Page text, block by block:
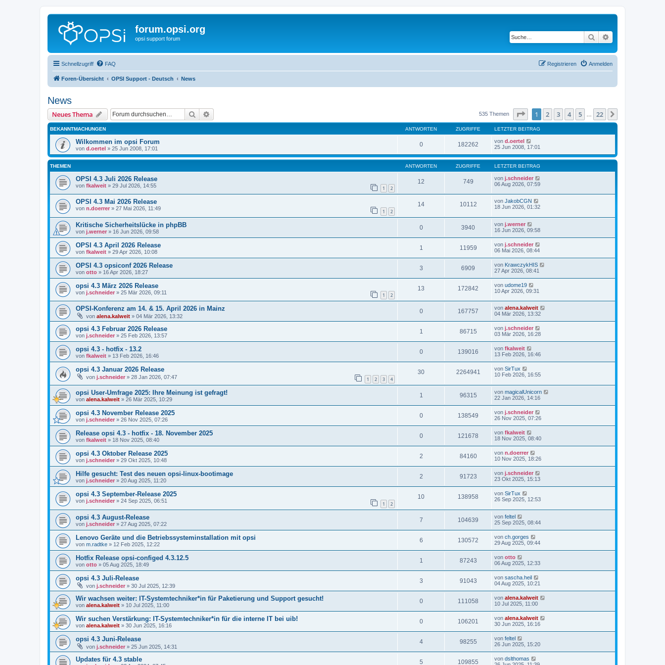
forum.opsi.org
opsi support forum Suche
Schnellzugriff FAQ Anmelden
Registrieren
Foren-Übersicht OPSI Support - Deutsch News
News
Neues Thema Suche 535 Themen Seite von22
1 2 3 4 5 22
BEKANNTMACHUNGEN ANTWORTEN ZUGRIFFE LETZTER BEITRAG
Wilkommen im opsi Forum
von d.oertel » 25 Jun 2008, 17:01
0 182262 von d.oertel
25 Jun 2008, 17:01
THEMEN ANTWORTEN ZUGRIFFE LETZTER BEITRAG
OPSI 4.3 Juli 2026 Release
von fkalweit » 29 Jul 2026, 14:55 1 2
12 749 von j.schneider
06 Aug 2026, 07:59
OPSI 4.3 Mai 2026 Release
von n.doerrer » 27 Mai 2026, 11:49 1 2
14 10112 von JakobCGN
18 Jun 2026, 01:32
Kritische Sicherheitslücke in phpBB
von j.werner » 16 Jun 2026, 09:58
0 3940 von j.werner
16 Jun 2026, 09:58
OPSI 4.3 April 2026 Release
von fkalweit » 29 Apr 2026, 10:08
1 11959 von j.schneider
06 Mai 2026, 08:44
OPSI 4.3 opsiconf 2026 Release
von otto » 16 Apr 2026, 18:27
3 6909 von KrawczykHIS
27 Apr 2026, 08:41
opsi 4.3 März 2026 Release
von j.schneider » 25 Mär 2026, 09:11 1 2
13 172842 von udome19
10 Apr 2026, 09:31
OPSI-Konferenz am 14. & 15. April 2026 in Mainz
von alena.kalweit » 04 Mär 2026, 13:32
0 167757 von alena.kalweit
04 Mär 2026, 13:32
opsi 4.3 Februar 2026 Release
von j.schneider » 25 Feb 2026, 13:57
1 86715 von j.schneider
03 Mär 2026, 16:28
opsi 4.3 - hotfix - 13.2
von fkalweit » 13 Feb 2026, 16:46
0 139016 von fkalweit
13 Feb 2026, 16:46
opsi 4.3 Januar 2026 Release
von j.schneider » 28 Jan 2026, 07:47 1 2 3 4
30 2264941 von SirTux
10 Feb 2026, 16:55
opsi User-Umfrage 2025: Ihre Meinung ist gefragt!
von alena.kalweit » 26 Mär 2025, 10:29
1 96315 von magicalUnicorn
22 Jan 2026, 14:16
opsi 4.3 November Release 2025
von j.schneider » 26 Nov 2025, 07:26
0 138549 von j.schneider
26 Nov 2025, 07:26
Release opsi 4.3 - hotfix - 18. November 2025
von fkalweit » 18 Nov 2025, 08:40
0 121678 von fkalweit
18 Nov 2025, 08:40
opsi 4.3 Oktober Release 2025
von j.schneider » 29 Okt 2025, 10:48
2 84160 von n.doerrer
10 Nov 2025, 18:26
Hilfe gesucht: Test des neuen opsi-linux-bootimage
von j.schneider » 20 Aug 2025, 11:20
2 91723 von j.schneider
23 Okt 2025, 15:13
opsi 4.3 September-Release 2025
von j.schneider » 24 Sep 2025, 06:51 1 2
10 138958 von SirTux
26 Sep 2025, 12:53
opsi 4.3 August-Release
von j.schneider » 27 Aug 2025, 07:22
7 104639 von feltel
25 Sep 2025, 08:44
Lenovo Geräte und die Betriebssysteminstallation mit opsi
von m.radtke » 12 Feb 2025, 12:22
6 130572 von ch.gorges
29 Aug 2025, 09:44
Hotfix Release opsi-configed 4.3.12.5
von otto » 05 Aug 2025, 18:49
1 87243 von otto
06 Aug 2025, 12:33
opsi 4.3 Juli-Release
von j.schneider » 30 Jul 2025, 12:39
3 91043 von sascha.heil
04 Aug 2025, 10:21
Wir wachsen weiter: IT-Systemtechniker*in für Paketierung und Support gesucht!
von alena.kalweit » 10 Jul 2025, 11:00
0 111058 von alena.kalweit
10 Jul 2025, 11:00
Wir suchen Verstärkung: IT-Systemtechniker*in für die interne IT bei uib!
von alena.kalweit » 30 Jun 2025, 16:16
0 106201 von alena.kalweit
30 Jun 2025, 16:16
opsi 4.3 Juni-Release
von j.schneider » 25 Jun 2025, 14:31
4 98255 von feltel
26 Jun 2025, 15:20
Updates für 4.3 stable 5 109855 von dslthomas